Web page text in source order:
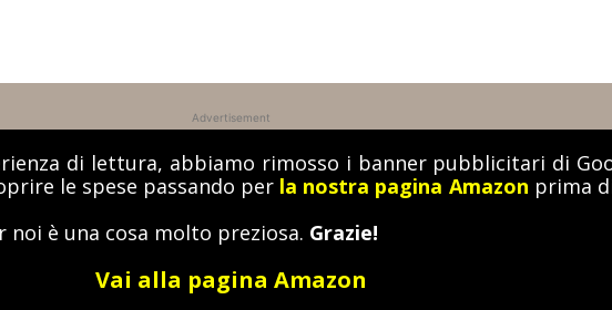
Advertisement
di lettura, abbiamo rimosso i banner pubblicitari di
le spese passando per la nostra pagina Amazon prima
noi è una cosa molto preziosa. Grazie!
Vai alla pagina Amazon